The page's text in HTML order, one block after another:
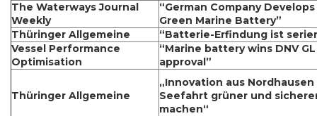
The Waterways Journal
Weekly
“German Company
Green Marine Battery”
Thüringer Allgemeine
“Batterie-Erfindung ist
Vessel Performance
Optimisation
“Marine battery wins DNV GL
approval”
Thüringer Allgemeine
„Innovation aus Nordhausen
Seefahrt grüner und
machen“